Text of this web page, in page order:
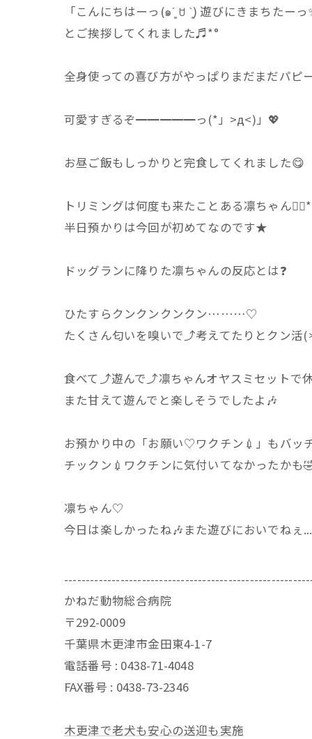
「こんにちはーっ(๑ˊ͈ ꇴ ˋ͈) 遊びにきまちたーっ
とご挨拶してくれました♬*°
全身使っての喜び方がやっぱりまだまだパピ
可愛すぎるぞ━━━━━っ(*」>д<)」💖
お昼ご飯もしっかりと完食してくれました😋
トリミングは何度も来たことある凛ちゃん
半日預かりは今回が初めてなのです★
ドッグランに降りた凛ちゃんの反応とは❓
ひたすらクンクンクンクン………♡
たくさん匂いを嗅いで⤴考えてたりとクン活(
食べて⤴遊んで⤴凛ちゃんオヤスミセットで
また甘えて遊んでと楽しそうでしたよ🎶
お預かり中の「お願い♡ワクチン💉」もバッ
チックン💉ワクチンに気付いてなかったかも
凛ちゃん♡
今日は楽しかったね🎶また遊びにおいでねぇ
かねだ動物総合病院
〒292-0009
千葉県木更津市金田東4-1-7
電話番号 : 0438-71-4048
FAX番号 : 0438-73-2346
木更津で老犬も安心の送迎も実施